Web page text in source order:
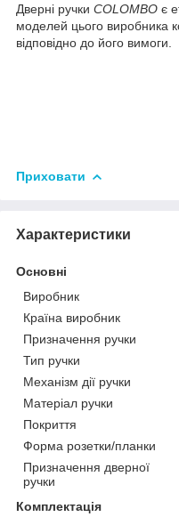
Дверні ручки COLOMBO є
моделей цього виробника
відповідно до його вимоги.
Приховати
Характеристики
Основні
Виробник
Країна виробник
Призначення ручки
Тип ручки
Механізм дії ручки
Матеріал ручки
Покриття
Форма розетки/планки
Призначення дверної
ручки
Комплектація